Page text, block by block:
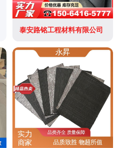
泰安路铭工程材料有限公司